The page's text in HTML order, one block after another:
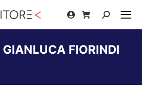
Cerca:
GIANLUCA FIORINDI